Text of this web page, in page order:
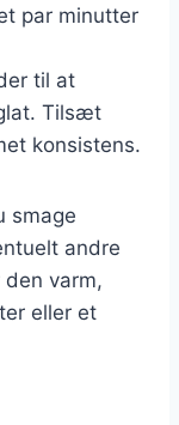
par minutter
til at
Tilsæt
konsistens.
smage
andre
varm,
eller et